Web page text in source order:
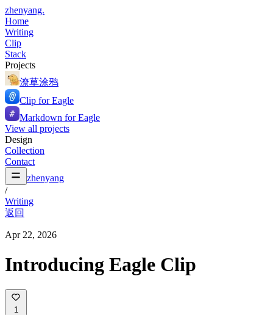
zhenyang.
Home
Writing
Clip
Stack
Projects
潦草涂鸦
Clip for Eagle
Markdown for Eagle
View all projects
Design
Collection
Contact
zhenyang
/
Writing
返回
Apr 22, 2026
Introducing Eagle Clip
1